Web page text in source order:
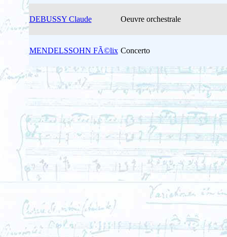
DEBUSSY Claude Oeuvre orchestrale
MENDELSSOHN FÃ©lix Concerto